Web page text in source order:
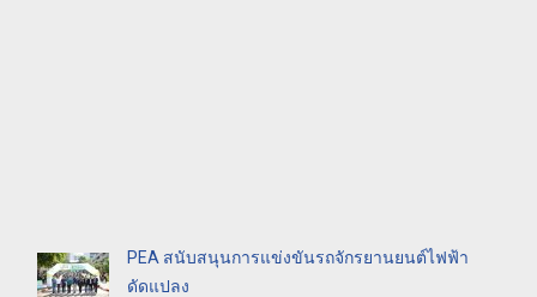
PEA สนับสนุนการแข่งขันรถจักรยานยนต์ไฟฟ้า
ดัดแปลง